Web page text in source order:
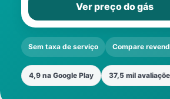
Ver preço do gás
Sem taxa de serviço Compare
4,9 na Google Play 37,5 mil